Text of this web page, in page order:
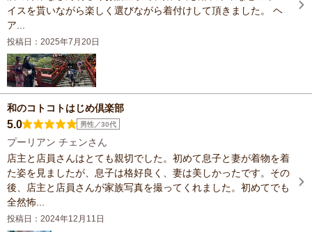
イスを貰いながら楽しく選びながら着付けして頂きました。 ヘ
ア...
投稿日：2025年7月20日
和のコトコトはじめ倶楽部
5.0 男性／30代
プーリアン チェンさん
店主と店員さんはとても親切でした。初めて息子と妻が着物を着
た姿を見ましたが、息子は格好良く、妻は美しかったです。その
後、店主と店員さんが家族写真を撮ってくれました。初めてでも
全然怖...
投稿日：2024年12月11日